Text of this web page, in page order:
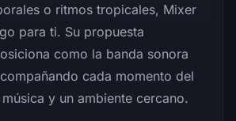
o ritmos tropicales, Mixer
para ti. Su propuesta
como la banda sonora
cada momento del
y un ambiente cercano.